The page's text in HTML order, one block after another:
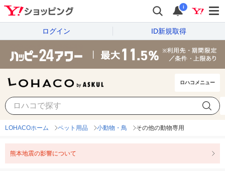
i
ログイン ID新規取得
ロハコメニュー
その他の動物専用 価格帯
LOHACOホーム ペット用品 小動物・鳥 その他の動物専用
熊本地震の影響について